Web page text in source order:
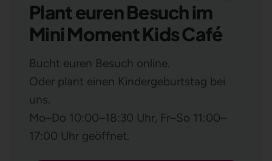
Plant euren Besuch im
Mini Moment Kids Café
Bucht euren Besuch online.
Oder plant einen Kindergeburtstag bei
uns.
Mo–Do 10:00–18:30 Uhr, Fr–So 11:00–
17:00 Uhr geöffnet.